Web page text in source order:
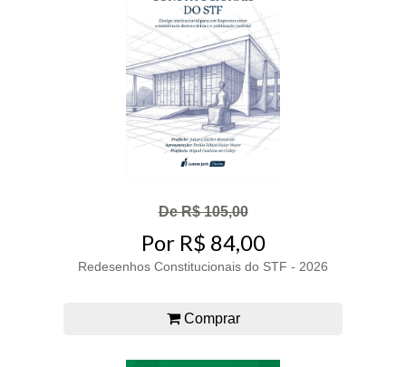
De R$ 105,00
Por R$ 84,00
Redesenhos Constitucionais do STF - 2026
Comprar